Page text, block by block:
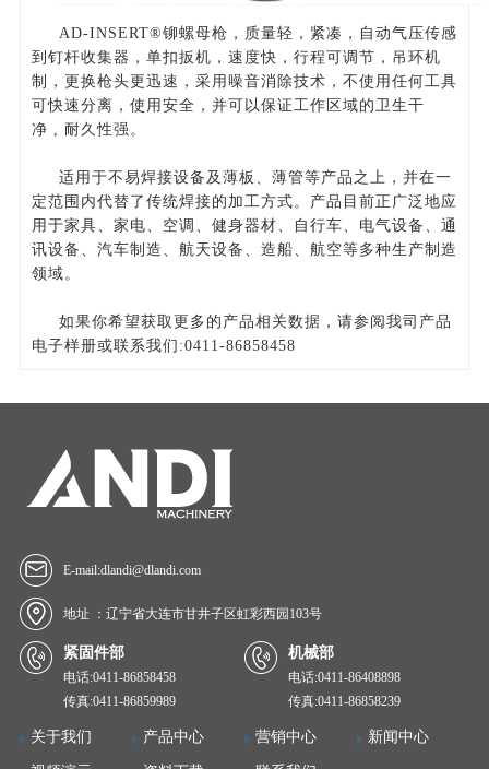
AD-INSERT®铆螺母枪，质量轻，紧凑，自动气压传感
到钉杆收集器，单扣扳机，速度快，行程可调节，吊环机
制，更换枪头更迅速，采用噪音消除技术，不使用任何工具
可快速分离，使用安全，并可以保证工作区域的卫生干
净 , 耐久性强。
适用于不易焊接设备及薄板、薄管等产品之上，并在一
定范围内代替了传统焊接的加工方式。产品目前正广泛地应
用于家具、家电、空调、健身器材、自行车、电气设备、通
讯设备、汽车制造、航天设备、造船、航空等多种生产制造
领域。
如果你希望获取更多的产品相关数据，请参阅我司产品
电子样册或联系我们 :0411-86858458
E-mail:dlandi@dlandi.com
地址 ：辽宁省大连市甘井子区虹彩西园103号
紧固件部
电话:0411-86858458
传真:0411-86859989
机械部
电话:0411-86408898
传真:0411-86858239
关于我们 产品中心 营销中心 新闻中心